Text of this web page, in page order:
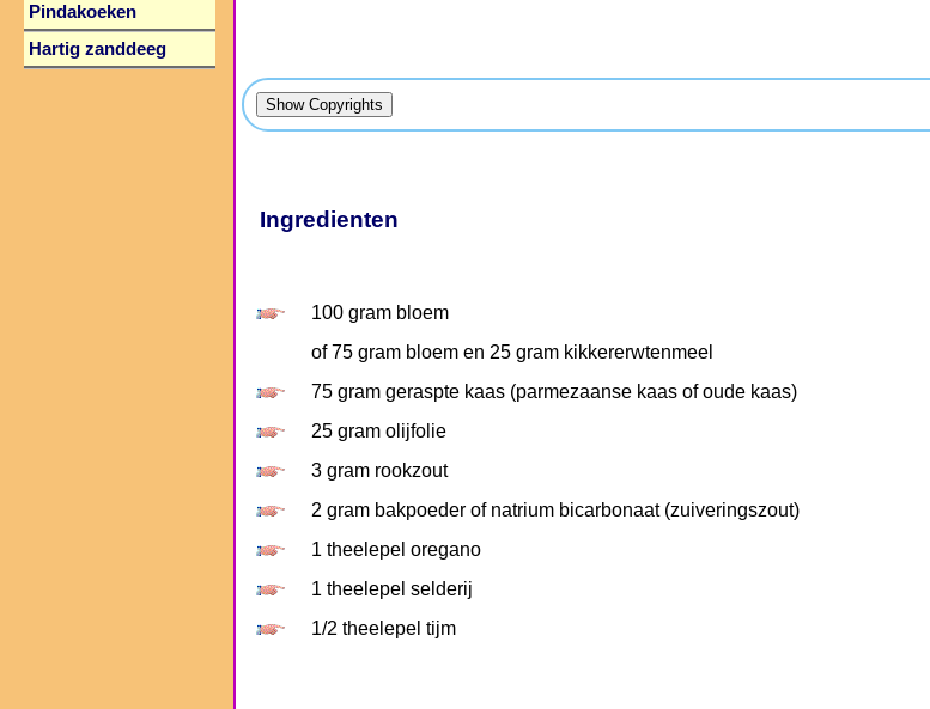
Ingredienten
100 gram bloem
of 75 gram bloem en 25 gram kikkererwtenmeel
75 gram geraspte kaas (parmezaanse kaas of oude kaas)
25 gram olijfolie
3 gram rookzout
2 gram bakpoeder of natrium bicarbonaat (zuiveringszout)
1 theelepel oregano
1 theelepel selderij
1/2 theelepel tijm
Pindakoeken
Hartig zanddeeg